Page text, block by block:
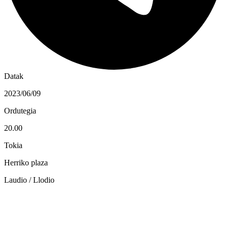
Datak
2023/06/09
Ordutegia
20.00
Tokia
Herriko plaza
Laudio / Llodio